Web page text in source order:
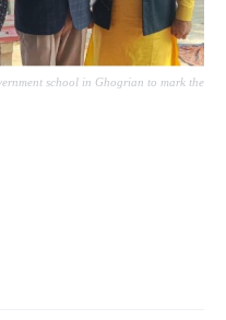
school in Ghogrian to mark the